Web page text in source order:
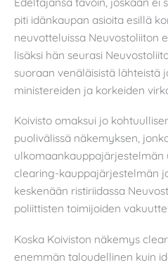
piti idänkaupan asioita esillä
neuvotteluissa Neuvostoliiton
lisäksi hän seurasi
suoraan venäläisistä lähteistä
ministereiden ja korkeiden
Koivisto omaksui jo
puolivälissä näkemyksen,
ulkomaankauppajärjestelmän
clearing-kauppajärjestelmän
keskenään ristiriidassa
poliittisten toimijoiden
Koska Koiviston näkemys
enemmän taloudellinen kuin